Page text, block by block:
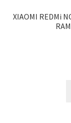
XIAOMI REDMi